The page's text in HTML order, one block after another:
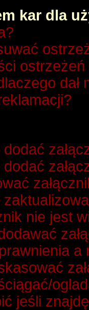
kar dla
dał
nie jest
a
jeśli